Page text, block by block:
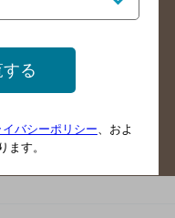
イン
感想
る
イバシーポリシー 、およ
ます。